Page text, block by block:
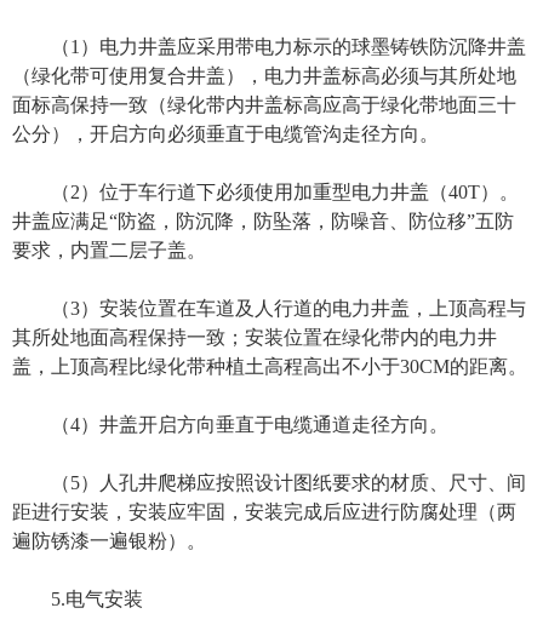
（1）电力井盖应采用带电力标示的球墨铸铁防沉降井盖
（绿化带可使用复合井盖），电力井盖标高必须与其所处地
面标高保持一致（绿化带内井盖标高应高于绿化带地面三十
公分），开启方向必须垂直于电缆管沟走径方向。
（2）位于车行道下必须使用加重型电力井盖（40T）。
井盖应满足“防盗，防沉降，防坠落，防噪音、防位移”五防
要求，内置二层子盖。
（3）安装位置在车道及人行道的电力井盖，上顶高程与
其所处地面高程保持一致；安装位置在绿化带内的电力井
盖，上顶高程比绿化带种植土高程高出不小于30CM的距离。
（4）井盖开启方向垂直于电缆通道走径方向。
（5）人孔井爬梯应按照设计图纸要求的材质、尺寸、间
距进行安装，安装应牢固，安装完成后应进行防腐处理（两
遍防锈漆一遍银粉）。
5.电气安装